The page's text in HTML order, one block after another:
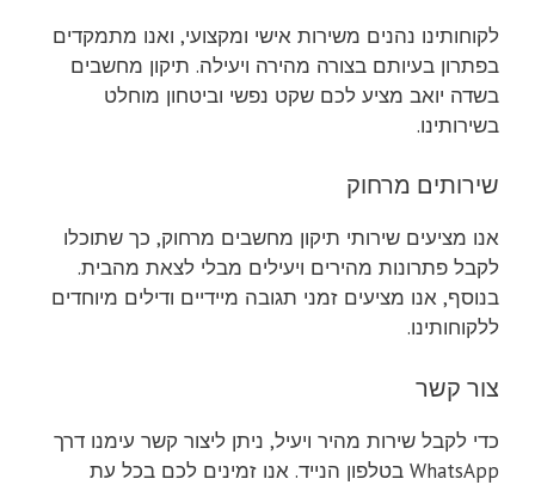
לקוחותינו נהנים משירות אישי ומקצועי, ואנו מתמקדים
בפתרון בעיותם בצורה מהירה ויעילה. תיקון מחשבים
בשדה יואב מציע לכם שקט נפשי וביטחון מוחלט
בשירותינו.
שירותים מרחוק
אנו מציעים שירותי תיקון מחשבים מרחוק, כך שתוכלו
לקבל פתרונות מהירים ויעילים מבלי לצאת מהבית.
בנוסף, אנו מציעים זמני תגובה מיידיים ודילים מיוחדים
ללקוחותינו.
צור קשר
כדי לקבל שירות מהיר ויעיל, ניתן ליצור קשר עימנו דרך
WhatsApp בטלפון הנייד. אנו זמינים לכם בכל עת